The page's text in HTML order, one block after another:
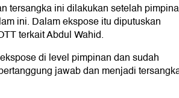
tersangka ini dilakukan setelah
ini. Dalam ekspose itu diputuskan
terkait Abdul Wahid.
di level pimpinan dan sudah
jawab dan menjadi